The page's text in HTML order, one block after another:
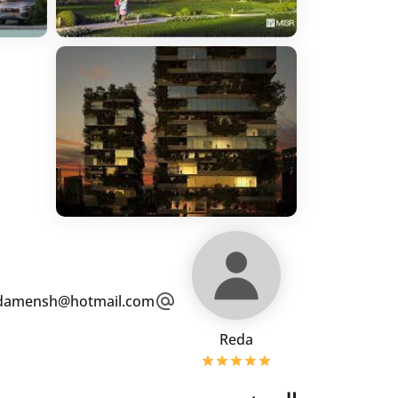
Reda